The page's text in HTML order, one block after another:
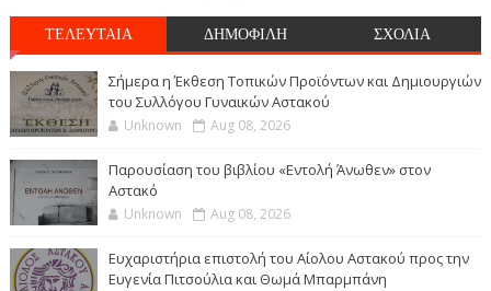
ΤΕΛΕΥΤΑΙΑ ΔΗΜΟΦΙΛΗ ΣΧΟΛΙΑ
Σήμερα η Έκθεση Τοπικών Προϊόντων και Δημιουργιών
του Συλλόγου Γυναικών Αστακού
Unknown Aug 08, 2026
Παρουσίαση του βιβλίου «Εντολή Άνωθεν» στον
Αστακό
Unknown Aug 08, 2026
Ευχαριστήρια επιστολή του Αίολου Αστακού προς την
Ευγενία Πιτσούλια και Θωμά Μπαρμπάνη